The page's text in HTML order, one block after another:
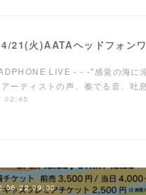
4/21(火)AATAヘッドフォン
LIVE - - -"感覚の海に
ーティストの声、奏でる音、吐
02:45
09:00